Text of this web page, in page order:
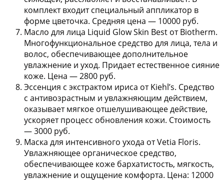
комплект входит специальный аппликатор в
форме цветочка. Средняя цена — 10000 руб.
Масло для лица Liquid Glow Skin Best от Biotherm.
Многофункциональное средство для лица, тела и
волос, обеспечивающее дополнительное
увлажнение и уход. Придает естественное сияние
коже. Цена — 2800 руб.
Эссенция с экстрактом ириса от Kiehl’s. Средство
с антивозрастным и увлажняющим действием,
оказывает мягкое отшелушивающее действие,
ускоряет процесс обновления кожи. Стоимость
— 3000 руб.
Маска для интенсивного ухода от Vetia Floris.
Увлажняющее органическое средство,
обеспечивающее коже бархатистость, мягкость,
увлажнение и ощущение комфорта. Цена: 12000